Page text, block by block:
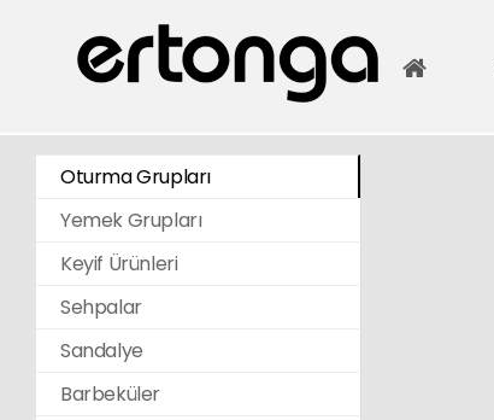
Oturma Grupları
Yemek Grupları
Keyif Ürünleri
Sehpalar
Sandalye
Barbeküler